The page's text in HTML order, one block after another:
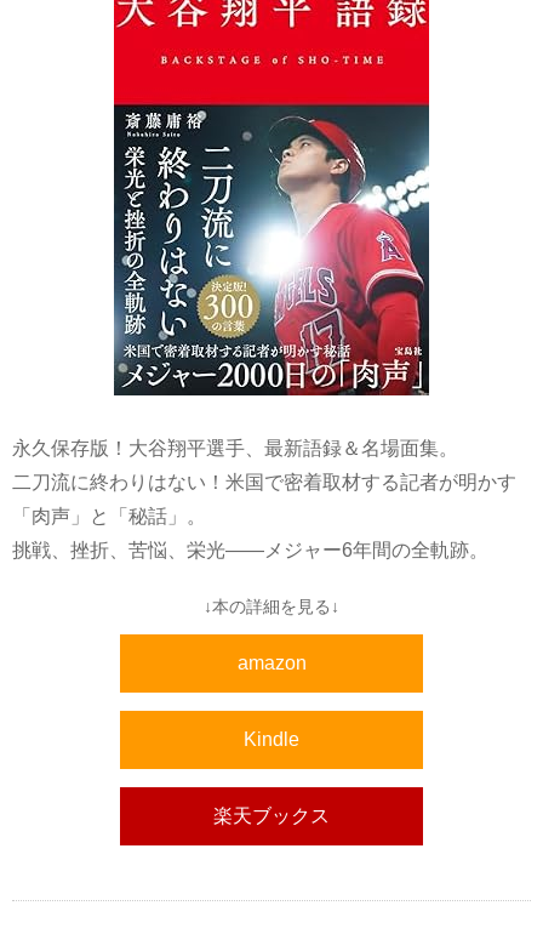
永久保存版！大谷翔平選手、最新語録＆名場面集。
二刀流に終わりはない！米国で密着取材する記者が明かす
「肉声」と「秘話」。
挑戦、挫折、苦悩、栄光――メジャー6年間の全軌跡。
↓本の詳細を見る↓
amazon
Kindle
楽天ブックス